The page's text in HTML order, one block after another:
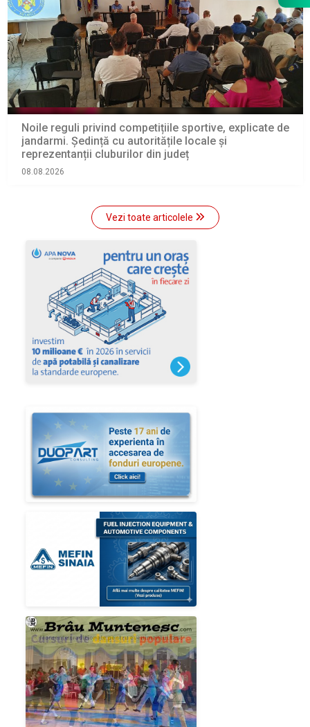
Noile reguli privind competițiile sportive, explicate de
jandarmi. Ședință cu autoritățile locale și
reprezentanții cluburilor din județ
08.08.2026
Vezi toate articolele